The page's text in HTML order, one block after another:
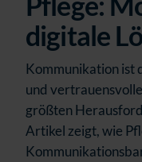
digitale
Kommunikation ist
und
größten
Artikel zeigt, wie